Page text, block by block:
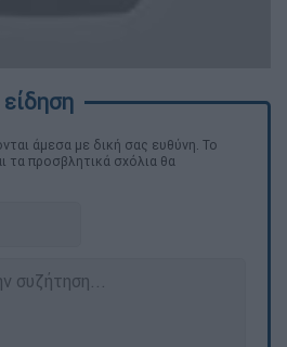
άμεσα με δική σας ευθύνη. Το
τα προσβλητικά σχόλια θα